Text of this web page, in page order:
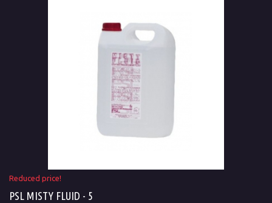
Reduced price!
PSL MISTY FLUID - 5